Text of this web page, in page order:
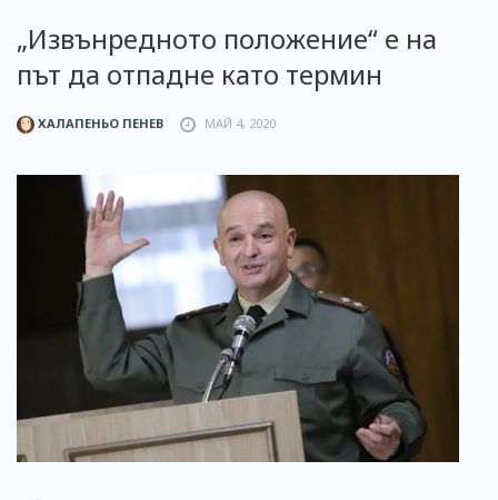
„Извънредното положение“ е на
път да отпадне като термин
ХАЛАПЕНЬО ПЕНЕВ МАЙ 4, 2020